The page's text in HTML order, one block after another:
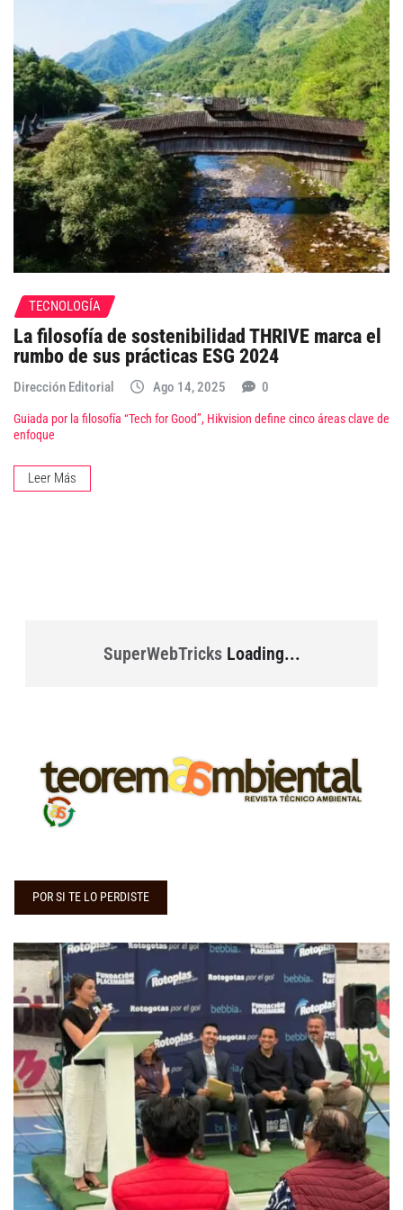
TECNOLOGÍA
La filosofía de sostenibilidad THRIVE marca el
rumbo de sus prácticas ESG 2024
Dirección Editorial Ago 14, 2025 0
Guiada por la filosofía “Tech for Good”, Hikvision define cinco áreas clave de
enfoque
Leer Más
SuperWebTricksLoading...
POR SI TE LO PERDISTE